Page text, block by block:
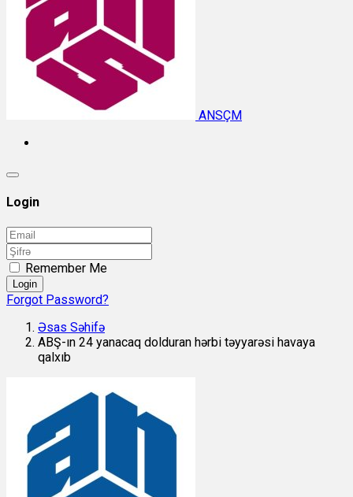
ANSÇM
Login
Remember Me
Login
Forgot Password?
Əsas Səhifə
ABŞ-ın 24 yanacaq dolduran hərbi təyyarəsi havaya
qalxıb